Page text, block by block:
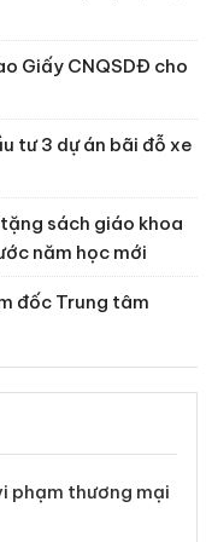
Giấy CNQSDĐ cho
tư 3 dự án bãi đỗ xe
sách giáo khoa
năm học mới
đốc Trung tâm
vi phạm thương